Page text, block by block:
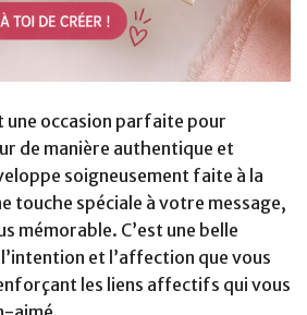
une occasion parfaite pour
de manière authentique et
soigneusement faite à la
touche spéciale à votre message,
mémorable. C’est une belle
et l’affection que vous
les liens affectifs qui vous